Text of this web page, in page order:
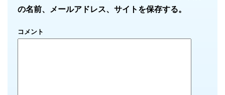
の名前、メールアドレス、サイトを保存する。
コメント